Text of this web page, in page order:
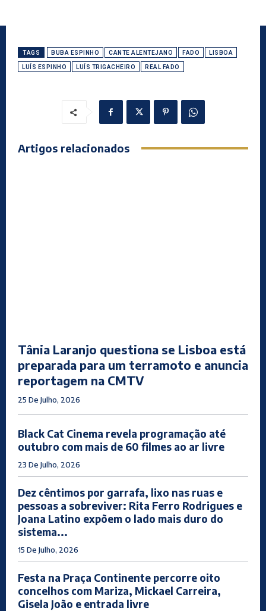
TAGS BUBA ESPINHO CANTE ALENTEJANO FADO LISBOA
LUÍS ESPINHO LUÍS TRIGACHEIRO REAL FADO
Artigos relacionados
Tânia Laranjo questiona se Lisboa está
preparada para um terramoto e anuncia
reportagem na CMTV
25 De Julho, 2026
Black Cat Cinema revela programação até
outubro com mais de 60 filmes ao ar livre
23 De Julho, 2026
Dez cêntimos por garrafa, lixo nas ruas e
pessoas a sobreviver: Rita Ferro Rodrigues e
Joana Latino expõem o lado mais duro do
sistema...
15 De Julho, 2026
Festa na Praça Continente percorre oito
concelhos com Mariza, Mickael Carreira,
Gisela João e entrada livre